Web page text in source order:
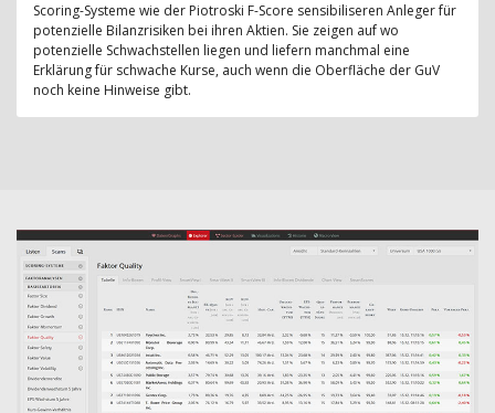
Scoring-Systeme wie der Piotroski F-Score sensibiliseren Anleger für
potenzielle Bilanzrisiken bei ihren Aktien. Sie zeigen auf wo
potenzielle Schwachstellen liegen und liefern manchmal eine
Erklärung für schwache Kurse, auch wenn die Oberfläche der GuV
noch keine Hinweise gibt.